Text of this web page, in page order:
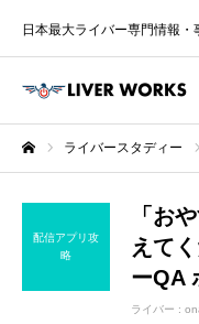
日本最大ライバー専門情報・
ライバースタディー
配信アプリ攻
略
「お
えて
ーQA
ライバー :